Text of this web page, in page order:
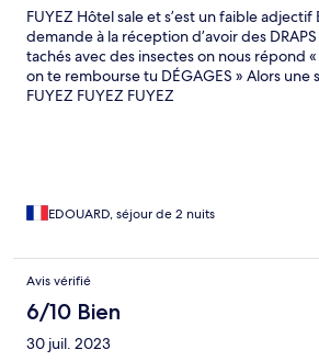
FUYEZ Hôtel sale et s’est un faible adjectif
demande à la réception d’avoir des DRAPS
tachés avec des insectes on nous répond
on te rembourse tu DÉGAGES » Alors une
FUYEZ FUYEZ FUYEZ
EDOUARD, séjour de 2 nuits
Avis vérifié
6/10 Bien
30 juil. 2023